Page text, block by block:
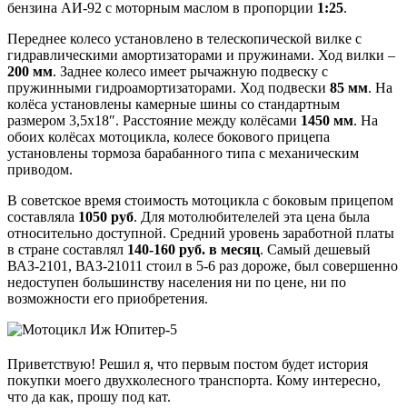
бензина АИ-92 с моторным маслом в пропорции 1:25.
Переднее колесо установлено в телескопической вилке с
гидравлическими амортизаторами и пружинами. Ход вилки –
200 мм. Заднее колесо имеет рычажную подвеску с
пружинными гидроамортизаторами. Ход подвески 85 мм. На
колёса установлены камерные шины со стандартным
размером 3,5х18″. Расстояние между колёсами 1450 мм. На
обоих колёсах мотоцикла, колесе бокового прицепа
установлены тормоза барабанного типа с механическим
приводом.
В советское время стоимость мотоцикла с боковым прицепом
составляла 1050 руб. Для мотолюбителелей эта цена была
относительно доступной. Средний уровень заработной платы
в стране составлял 140-160 руб. в месяц. Самый дешевый
ВАЗ-2101, ВАЗ-21011 стоил в 5-6 раз дороже, был совершенно
недоступен большинству населения ни по цене, ни по
возможности его приобретения.
Приветствую! Решил я, что первым постом будет история
покупки моего двухколесного транспорта. Кому интересно,
что да как, прошу под кат.